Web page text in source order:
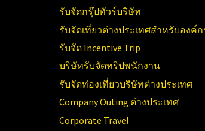
รับจัดกรุ๊ปทัวร์บริษัท
รับจัดเที่ยวต่างประเทศสำหรับองค์ก
รับจัด Incentive Trip
บริษัทรับจัดทริปพนักงาน
รับจัดท่องเที่ยวบริษัทต่างประเทศ
Company Outing ต่างประเทศ
Corporate Travel